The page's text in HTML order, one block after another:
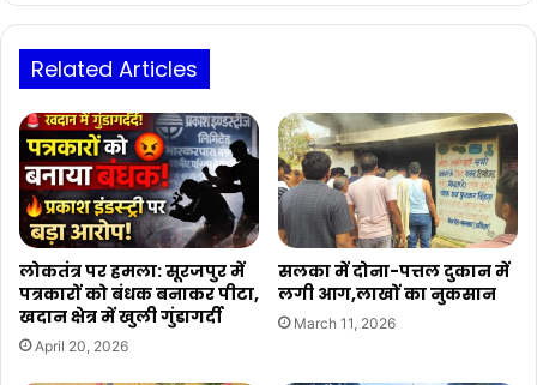
या
का
गहरा
षड्यंत्र....?
Related Articles
लोकतंत्र पर हमला: सूरजपुर में
पत्रकारों को बंधक बनाकर पीटा,
खदान क्षेत्र में खुली गुंडागर्दी
April 20, 2026
सलका में दोना-पत्तल दुकान में
लगी आग,लाखों का नुकसान
March 11, 2026